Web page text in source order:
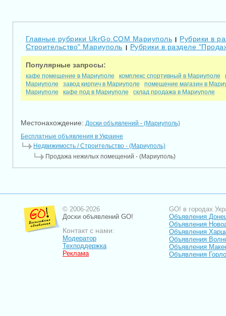
Главные рубрики UkrGo.COM Мариуполь | Рубрики в
Строительство" Мариуполь | Рубрики в разделе
Популярные запросы:
кафе помещение в Мариуполе комплекс спортивный в Мариуполе
Мариуполе
завод кирпич в Мариуполе
помещение магазин в
Мариуполе
кафе под в Мариуполе склад продажа в Мариуполе
Местонахождение: Доски объявлений - (Мариуполь)
Бесплатные объявления в Украине
Недвижимость / Строительство - (Мариуполь)
Продажа нежилых помещений - (Мариуполь)
© 2006-2026
Доски объявлений GO!
Контакт с нами:
Модератор
Техподдержка
Реклама
GO! в городах
Объявления
Объявления
Объявления
Объявления
Объявления
Объявления